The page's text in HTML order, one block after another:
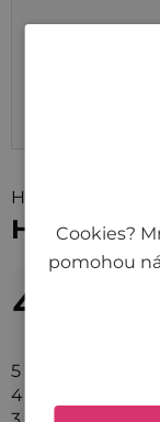
Hodnotenie (81)
4,0 81
5
4
Cookies?
pomohou